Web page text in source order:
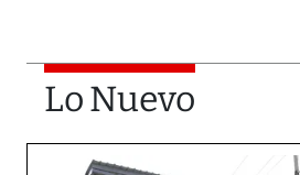
Lo Nuevo